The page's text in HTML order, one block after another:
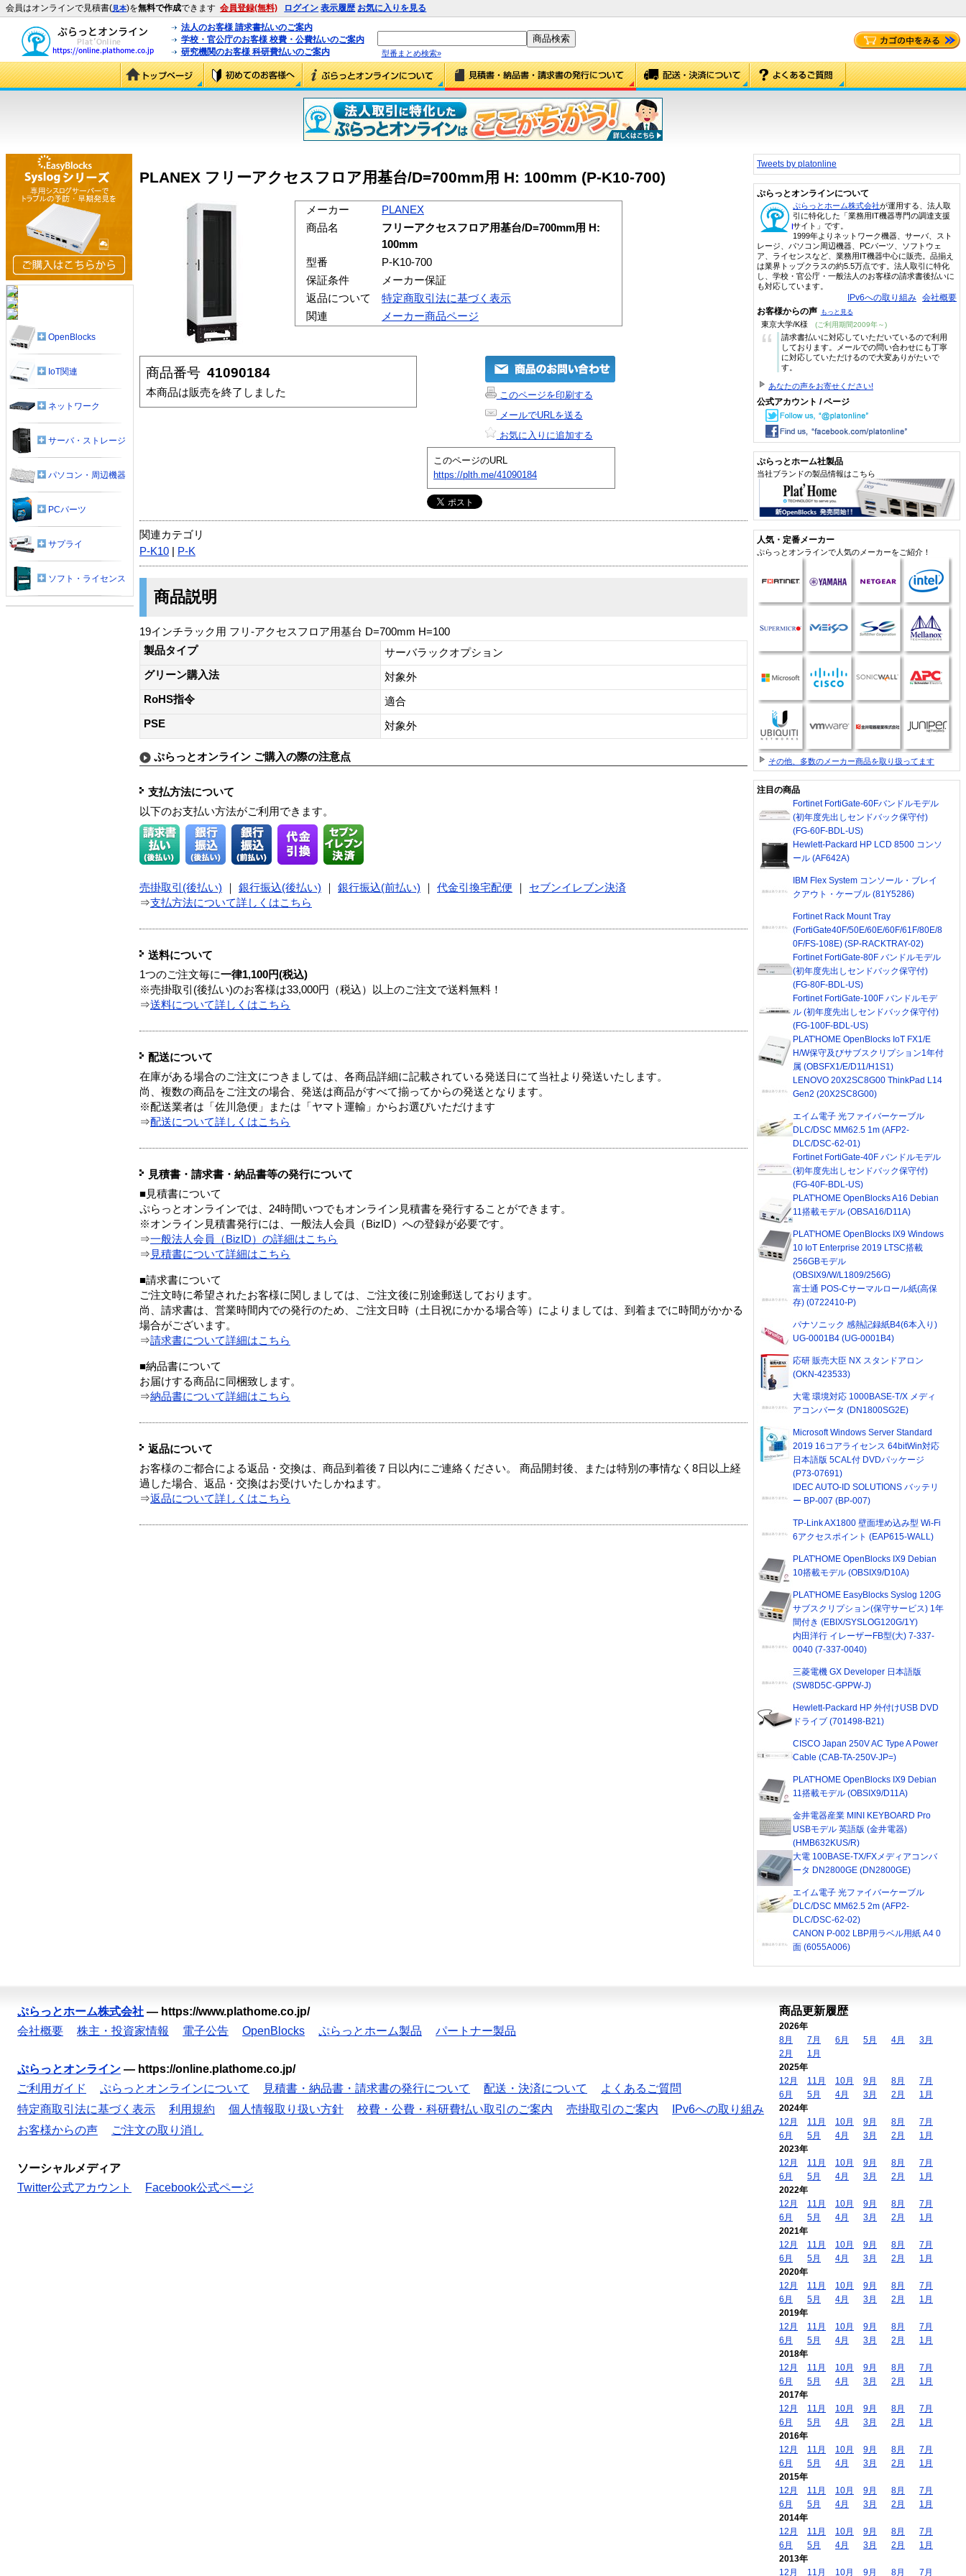
会員はオンラインで見積書(見本)を無料で作成できます 会員登録(無料) ログイン 表示履歴 お気に入りを見る
法人のお客様 請求書払いのご案内
学校・官公庁のお客様 校費・公費払いのご案内
研究機関のお客様 科研費払いのご案内
型番まとめ検索»
PLANEX フリーアクセスフロア用基台/D=700mm用 H: 100mm (P-K10-700)
メーカー
PLANEX
商品名
フリーアクセスフロア用基台/D=700mm用 H:
100mm
型番
P-K10-700
保証条件
メーカー保証
返品について
特定商取引法に基づく表示
関連
メーカー商品ページ
商品番号 41090184
本商品は販売を終了しました
このページを印刷する
メールでURLを送る
お気に入りに追加する
このページのURL
https://plth.me/41090184
関連カテゴリ
P-K10
P-K
商品説明
19インチラック用 フリ-アクセスフロア用基台 D=700mm H=100
製品タイプ
サーバラックオプション
グリーン購入法
対象外
RoHS指令
適合
PSE
対象外
ぷらっとオンライン ご購入の際の注意点
支払方法について
以下のお支払い方法がご利用できます。
売掛取引(後払い) 銀行振込(後払い) 銀行振込(前払い) 代金引換宅配便
セブンイレブン決済
⇒支払方法について詳しくはこちら
送料について
1つのご注文毎に一律1,100円(税込)
※売掛取引(後払い)のお客様は33,000円（税込）以上のご注文で送料無料！
⇒送料について詳しくはこちら
配送について
在庫がある場合のご注文につきましては、各商品詳細に記載されている発送日にて当社より発送いたします。
尚、複数の商品をご注文の場合、発送は商品がすべて揃ってからの発送となります。
※配送業者は「佐川急便」または「ヤマト運輸」からお選びいただけます
⇒配送について詳しくはこちら
見積書・請求書・納品書等の発行について
■見積書について
ぷらっとオンラインでは、24時間いつでもオンライン見積書を発行することができます。
※オンライン見積書発行には、一般法人会員（BizID）への登録が必要です。
⇒一般法人会員（BizID）の詳細はこちら
⇒ 見積書について詳細はこちら
■請求書について
ご注文時に希望されたお客様に関しましては、ご注文後に別途郵送しております。
尚、請求書は、営業時間内での発行のため、ご注文日時（土日祝にかかる場合等）によりましては、到着までに時間がかかる
場合がございます。
⇒請求書について詳細はこちら
■納品書について
お届けする商品に同梱致します。
⇒納品書について詳細はこちら
返品について
お客様のご都合による返品・交換は、商品到着後７日以内にご連絡ください。 商品開封後、または特別の事情なく8日以上経
過した場合、返品・交換はお受けいたしかねます。
⇒返品について詳しくはこちら
OpenBlocks
IoT関連
ネットワーク
サーバ・ストレージ
パソコン・周辺機器
PCパーツ
サプライ
ソフト・ライセンス
Tweets by platonline
ぷらっとオンラインについて
ぷらっとホーム株式会社が運用する、法人取
引に特化した「業務用IT機器専門の調達支援
サイト」です。
1999年よりネットワーク機器、サーバ、スト
レージ、パソコン周辺機器、PCパーツ、ソフトウェ
ア、ライセンスなど、業務用IT機器中心に販売。品揃え
は業界トップクラスの約5.5万点です。法人取引に特化
し、学校・官公庁・一般法人のお客様の請求書後払いに
も対応しています。
IPv6への取り組み 会社概要
お客様からの声 もっと見る
東京大学/K様 (ご利用期間2009年～)
“
請求書払いに対応していただいているので利用
しております。メールでの問い合わせにも丁寧
に対応していただけるので大変ありがたいで
す。
あなたの声をお寄せください!
公式アカウント / ページ
ぷらっとホーム社製品
当社ブランドの製品情報はこちら
人気・定番メーカー
ぷらっとオンラインで人気のメーカーをご紹介！
その他、多数のメーカー商品を取り扱ってます
注目の商品
Fortinet FortiGate-60Fバンドルモデル
(初年度先出しセンドバック保守付)
(FG-60F-BDL-US)
Hewlett-Packard HP LCD 8500 コンソ
ール (AF642A)
IBM Flex System コンソール・ブレイ
クアウト・ケーブル (81Y5286)
Fortinet Rack Mount Tray
(FortiGate40F/50E/60E/60F/61F/80E/8
0F/FS-108E) (SP-RACKTRAY-02)
Fortinet FortiGate-80F バンドルモデル
(初年度先出しセンドバック保守付)
(FG-80F-BDL-US)
Fortinet FortiGate-100F バンドルモデ
ル (初年度先出しセンドバック保守付)
(FG-100F-BDL-US)
PLAT'HOME OpenBlocks IoT FX1/E
H/W保守及びサブスクリプション1年付
属 (OBSFX1/E/D11/H1S1)
LENOVO 20X2SC8G00 ThinkPad L14
Gen2 (20X2SC8G00)
エイム電子 光ファイバーケーブル
DLC/DSC MM62.5 1m (AFP2-
DLC/DSC-62-01)
Fortinet FortiGate-40F バンドルモデル
(初年度先出しセンドバック保守付)
(FG-40F-BDL-US)
PLAT'HOME OpenBlocks A16 Debian
11搭載モデル (OBSA16/D11A)
PLAT'HOME OpenBlocks IX9 Windows
10 IoT Enterprise 2019 LTSC搭載
256GBモデル
(OBSIX9/W/L1809/256G)
富士通 POS-Cサーマルロール紙(高保
存) (0722410-P)
パナソニック 感熱記録紙B4(6本入り)
UG-0001B4 (UG-0001B4)
応研 販売大臣 NX スタンドアロン
(OKN-423533)
大電 環境対応 1000BASE-T/X メディ
アコンバータ (DN1800SG2E)
Microsoft Windows Server Standard
2019 16コアライセンス 64bitWin対応
日本語版 5CAL付 DVDパッケージ
(P73-07691)
IDEC AUTO-ID SOLUTIONS バッテリ
ー BP-007 (BP-007)
TP-Link AX1800 壁面埋め込み型 Wi-Fi
6アクセスポイント (EAP615-WALL)
PLAT'HOME OpenBlocks IX9 Debian
10搭載モデル (OBSIX9/D10A)
PLAT'HOME EasyBlocks Syslog 120G
サブスクリプション(保守サービス) 1年
間付き (EBIX/SYSLOG120G/1Y)
内田洋行 イレーザーFB型(大) 7-337-
0040 (7-337-0040)
三菱電機 GX Developer 日本語版
(SW8D5C-GPPW-J)
Hewlett-Packard HP 外付けUSB DVD
ドライブ (701498-B21)
CISCO Japan 250V AC Type A Power
Cable (CAB-TA-250V-JP=)
PLAT'HOME OpenBlocks IX9 Debian
11搭載モデル (OBSIX9/D11A)
金井電器産業 MINI KEYBOARD Pro
USBモデル 英語版 (金井電器)
(HMB632KUS/R)
大電 100BASE-TX/FXメディアコンバ
ータ DN2800GE (DN2800GE)
エイム電子 光ファイバーケーブル
DLC/DSC MM62.5 2m (AFP2-
DLC/DSC-62-02)
CANON P-002 LBP用ラベル用紙 A4 0
面 (6055A006)
ぷらっとホーム株式会社 — https://www.plathome.co.jp/
会社概要
株主・投資家情報 電子公告 OpenBlocks ぷらっとホーム製品 パートナー製品
ぷらっとオンライン — https://online.plathome.co.jp/
ご利用ガイド
ぷらっとオンラインについて 見積書・納品書・請求書の発行について 配送・決済について
よくあるご質問
特定商取引法に基づく表示
利用規約 個人情報取り扱い方針 校費・公費・科研費払い取引のご案内 売掛取引のご案内
IPv6への取り組み
お客様からの声
ご注文の取り消し
ソーシャルメディア
Twitter公式アカウント
Facebook公式ページ
商品更新履歴
2026年
8月
7月 6月 5月 4月
3月
2月
1月
2025年
12月
11月 10月 9月 8月
7月
6月
5月 4月 3月 2月
1月
2024年
12月
11月 10月 9月 8月
7月
6月
5月 4月 3月 2月
1月
2023年
12月
11月 10月 9月 8月
7月
6月
5月 4月 3月 2月
1月
2022年
12月
11月 10月 9月 8月
7月
6月
5月 4月 3月 2月
1月
2021年
12月
11月 10月 9月 8月
7月
6月
5月 4月 3月 2月
1月
2020年
12月
11月 10月 9月 8月
7月
6月
5月 4月 3月 2月
1月
2019年
12月
11月 10月 9月 8月
7月
6月
5月 4月 3月 2月
1月
2018年
12月
11月 10月 9月 8月
7月
6月
5月 4月 3月 2月
1月
2017年
12月
11月 10月 9月 8月
7月
6月
5月 4月 3月 2月
1月
2016年
12月
11月 10月 9月 8月
7月
6月
5月 4月 3月 2月
1月
2015年
12月
11月 10月 9月 8月
7月
6月
5月 4月 3月 2月
1月
2014年
12月
11月 10月 9月 8月
7月
6月
5月 4月 3月 2月
1月
2013年
12月
11月 10月 9月 8月 7月